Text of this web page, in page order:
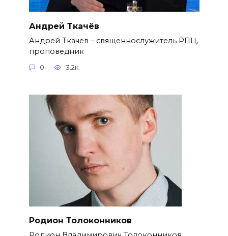
Андрей Ткачёв
Андрей Ткачев – священнослужитель РПЦ,
проповедник
0 3.2к.
Родион Толоконников